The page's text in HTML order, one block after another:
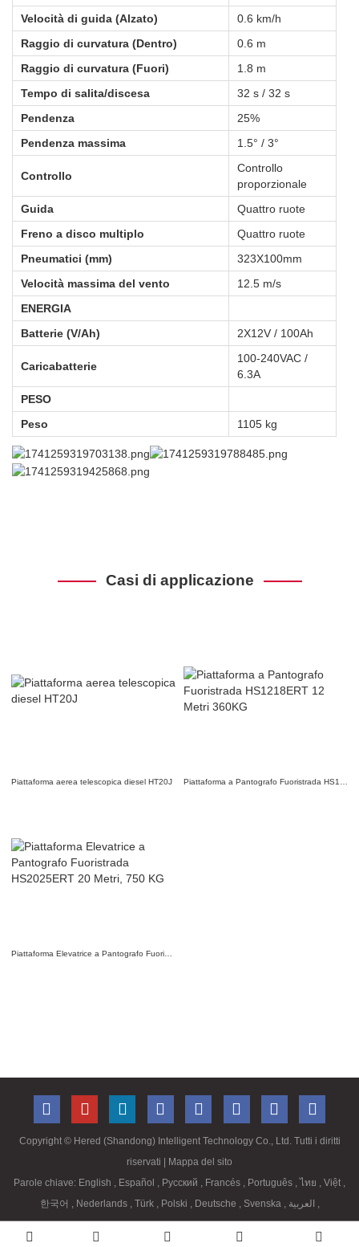
Velocità di guida (Alzato)
0.6 km/h
Raggio di curvatura (Dentro)
0.6 m
Raggio di curvatura (Fuori)
1.8 m
Tempo di salita/discesa
32 s / 32 s
Pendenza
25%
Pendenza massima
1.5° / 3°
Controllo
Controllo
proporzionale
Guida
Quattro ruote
Freno a disco multiplo
Quattro ruote
Pneumatici (mm)
323X100mm
Velocità massima del vento
12.5 m/s
ENERGIA
Batterie (V/Ah)
2X12V / 100Ah
Caricabatterie
100-240VAC /
6.3A
PESO
Peso
1105 kg
Casi di applicazione
Piattaforma aerea telescopica diesel HT20J
Copyright © Hered (Shandong) Intelligent Technology Co., Ltd. Tutti i diritti
riservati
| Mappa del sito
Parole chiave: English , Español , Русский , Francés , Português , ไทย , Việt ,
한국어 , Nederlands , Türk , Polski , Deutsche , Svenska , ,